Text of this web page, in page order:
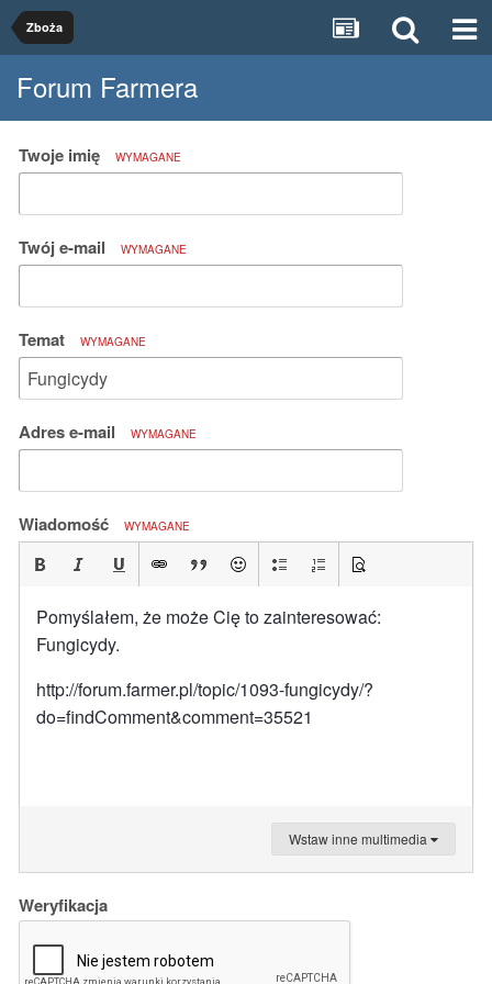
Zboża
Forum Farmera
Twoje imię WYMAGANE
Twój e-mail WYMAGANE
Temat WYMAGANE
Adres e-mail WYMAGANE
Wiadomość WYMAGANE
Pomyślałem, że może Cię to zainteresować:
Fungicydy.
http://forum.farmer.pl/topic/1093-fungicydy/?
do=findComment&comment=35521
Wstaw inne multimedia
Weryfikacja